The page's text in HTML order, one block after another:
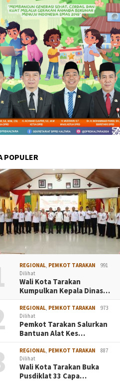
POPULER
REGIONAL PEMKOT TARAKAN
991
Dilihat
Wali Kota Tarakan
Kumpulkan Kepala Dinas…
REGIONAL PEMKOT TARAKAN
973
Dilihat
Pemkot Tarakan Salurkan
Bantuan Alat Kes…
REGIONAL PEMKOT TARAKAN
887
Dilihat
Wali Kota Tarakan Buka
Pusdiklat 33 Capa…